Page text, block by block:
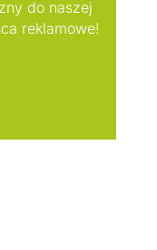
do naszej
reklamowe!